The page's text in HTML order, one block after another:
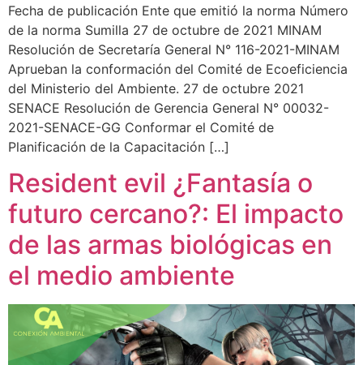
Fecha de publicación Ente que emitió la norma Número
de la norma Sumilla 27 de octubre de 2021 MINAM
Resolución de Secretaría General N° 116-2021-MINAM
Aprueban la conformación del Comité de Ecoeficiencia
del Ministerio del Ambiente. 27 de octubre 2021
SENACE Resolución de Gerencia General N° 00032-
2021-SENACE-GG Conformar el Comité de
Planificación de la Capacitación […]
Resident evil ¿Fantasía o
futuro cercano?: El impacto
de las armas biológicas en
el medio ambiente